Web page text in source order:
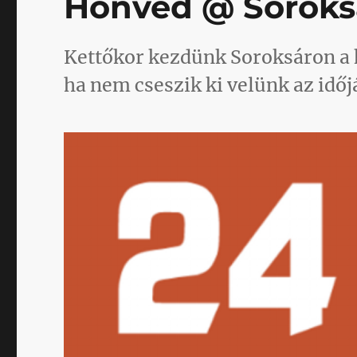
Kettőkor kezdünk Soroksáron
ha nem cseszik ki velünk az